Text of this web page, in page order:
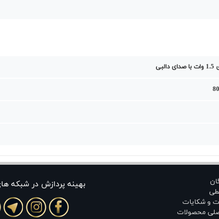
و شکایات
محصولات
بهينه پردازش در شبکه